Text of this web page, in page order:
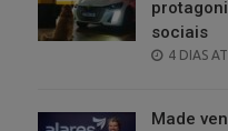
sociais
POSTED
4 DIAS
Made